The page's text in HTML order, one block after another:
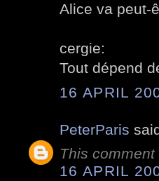
Alice va peut-
cergie:
Tout dépend
16 APRIL
PeterParis
This
16 APRIL